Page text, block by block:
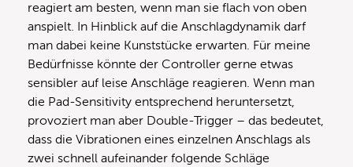
reagiert am besten, wenn man sie flach von oben
anspielt. In Hinblick auf die Anschlagdynamik darf
man dabei keine Kunststücke erwarten. Für meine
Bedürfnisse könnte der Controller gerne etwas
sensibler auf leise Anschläge reagieren. Wenn man
die Pad-Sensitivity entsprechend heruntersetzt,
provoziert man aber Double-Trigger – das bedeutet,
dass die Vibrationen eines einzelnen Anschlags als
zwei schnell aufeinander folgende Schläge